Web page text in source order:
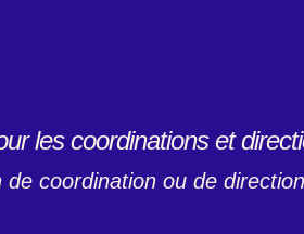
les coordinations et
coordination ou de